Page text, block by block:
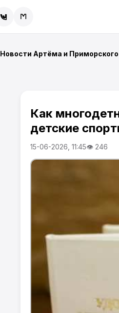
Новости Артёма и
Как
детские
15-06-2026, 11:45👁 246